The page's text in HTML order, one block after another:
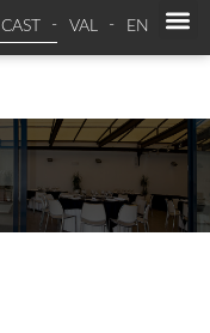
CAST VAL EN